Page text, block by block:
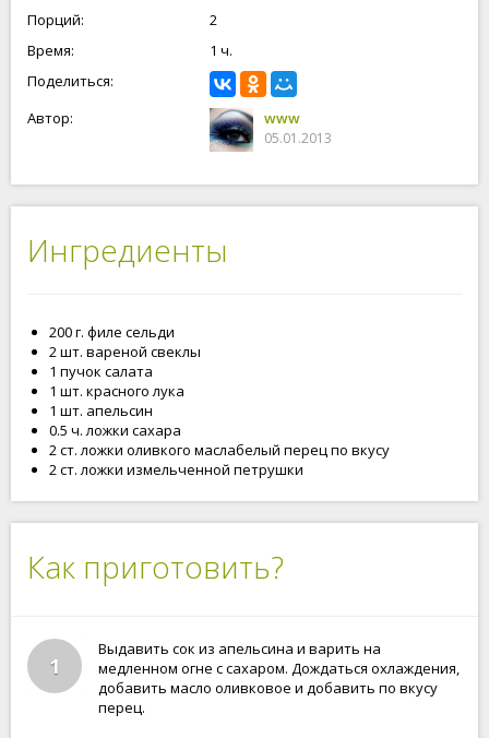
Порций:
2
Время:
1 ч.
Поделиться:
Автор:
www
05.01.2013
Ингредиенты
200 г. филе сельди
2 шт. вареной свеклы
1 пучок салата
1 шт. красного лука
1 шт. апельсин
0.5 ч. ложки сахара
2 ст. ложки оливкого маслабелый перец по вкусу
2 ст. ложки измельченной петрушки
Как приготовить?
1
Выдавить сок из апельсина и варить на
медленном огне с сахаром. Дождаться охлаждения,
добавить масло оливковое и добавить по вкусу
перец.